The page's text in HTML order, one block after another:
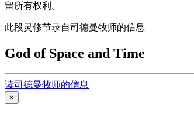
留所有权利。
此段灵修节录自司德曼牧师的信息
God of Space and Time
读司德曼牧师的信息
×